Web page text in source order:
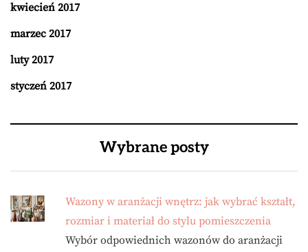
kwiecień 2017
marzec 2017
luty 2017
styczeń 2017
Wybrane posty
Wazony w aranżacji wnętrz: jak wybrać kształt,
rozmiar i materiał do stylu pomieszczenia
Wybór odpowiednich wazonów do aranżacji